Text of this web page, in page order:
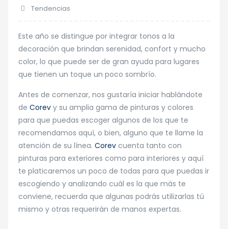
Tendencias
Este año se distingue por integrar tonos a la
decoración que brindan serenidad, confort y mucho
color, lo que puede ser de gran ayuda para lugares
que tienen un toque un poco sombrío.
Antes de comenzar, nos gustaría iniciar hablándote
de Corev y su amplia gama de pinturas y colores
para que puedas escoger algunos de los que te
recomendamos aquí, o bien, alguno que te llame la
atención de su línea. Corev cuenta tanto con
pinturas para exteriores como para interiores y aquí
te platicaremos un poco de todas para que puedas ir
escogiendo y analizando cuál es la que más te
conviene, recuerda que algunas podrás utilizarlas tú
mismo y otras requerirán de manos expertas.